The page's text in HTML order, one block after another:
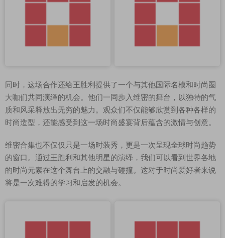
同时，这场合作还给王胜利提供了一个与其他国际名模和时尚圈
大咖们共同演绎的机会。他们一同步入维密的舞台，以独特的气
质和风采释放出无穷的魅力。观众们不仅能够欣赏到各种各样的
时尚造型，还能感受到这一场时尚盛宴背后蕴含的激情与创意。
维密合集也不仅仅只是一场时装秀，更是一次呈现全球时尚趋势
的窗口。通过王胜利和其他明星的演绎，我们可以看到世界各地
的时尚元素在这个舞台上的交融与碰撞。这对于时尚爱好者来说
将是一次难得的学习和启发的机会。